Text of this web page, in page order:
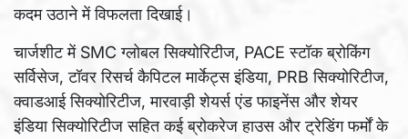
कदम उठाने में विफलता दिखाई।
चार्जशीट में SMC ग्लोबल सिक्योरिटीज, PACE स्टॉक ब्रोकिंग
सर्विसेज, टॉवर रिसर्च कैपिटल मार्केट्स इंडिया, PRB सिक्योरिटीज,
क्वाडआई सिक्योरिटीज, मारवाड़ी शेयर्स एंड फाइनेंस और शेयर
इंडिया सिक्योरिटीज सहित कई ब्रोकरेज हाउस और ट्रेडिंग फर्मों के